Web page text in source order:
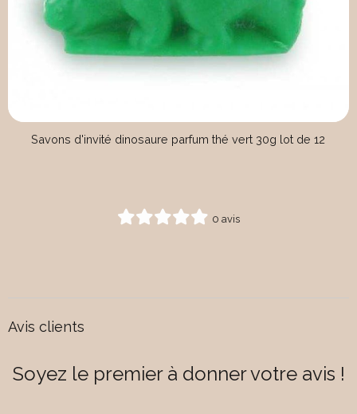
Savons d'invité dinosaure parfum thé vert 30g lot de 12
0 avis
Avis clients
Soyez le premier à donner votre avis !